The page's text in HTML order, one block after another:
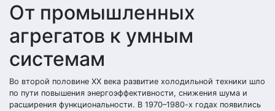
От промышленных
агрегатов к умным
системам
Во второй половине XX века развитие холодильной техники шло
по пути повышения энергоэффективности, снижения шума и
расширения функциональности. В 1970–1980-х годах появились